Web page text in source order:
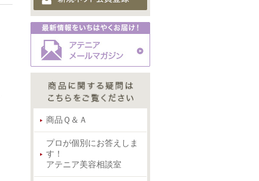
商品Ｑ＆Ａ
プロが個別にお答えしま
す！
アテニア美容相談室